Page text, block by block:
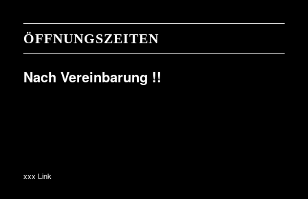
ÖFFNUNGSZEITEN
Nach Vereinbarung !!
xxx Link